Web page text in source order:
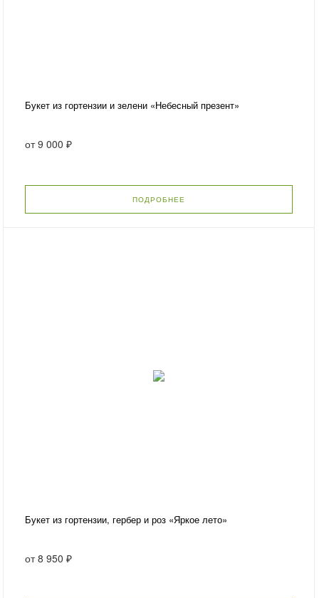
Букет из гортензии и зелени «Небесный презент»
от9 000 ₽
ПОДРОБНЕЕ
Букет из гортензии, гербер и роз «Яркое лето»
от8 950 ₽